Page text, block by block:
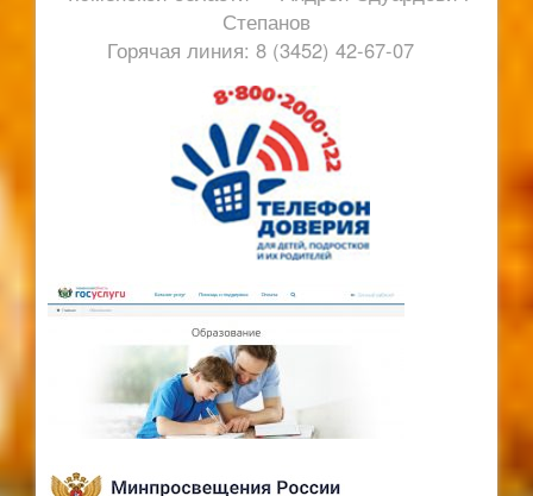
Степанов
Горячая линия: 8 (3452) 42-67-07